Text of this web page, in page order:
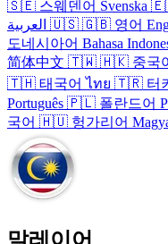
🇸🇪 스웨덴어 Svenska
العربية 🇺🇸 🇬🇧 영어
도네시아어 Bahasa
简体中文 🇹🇼 🇭🇰 중국
🇹🇭 태국어 ไทย 🇹🇷 터
Português 🇵🇱 폴란드어
국어 🇭🇺 헝가리어
말레이어